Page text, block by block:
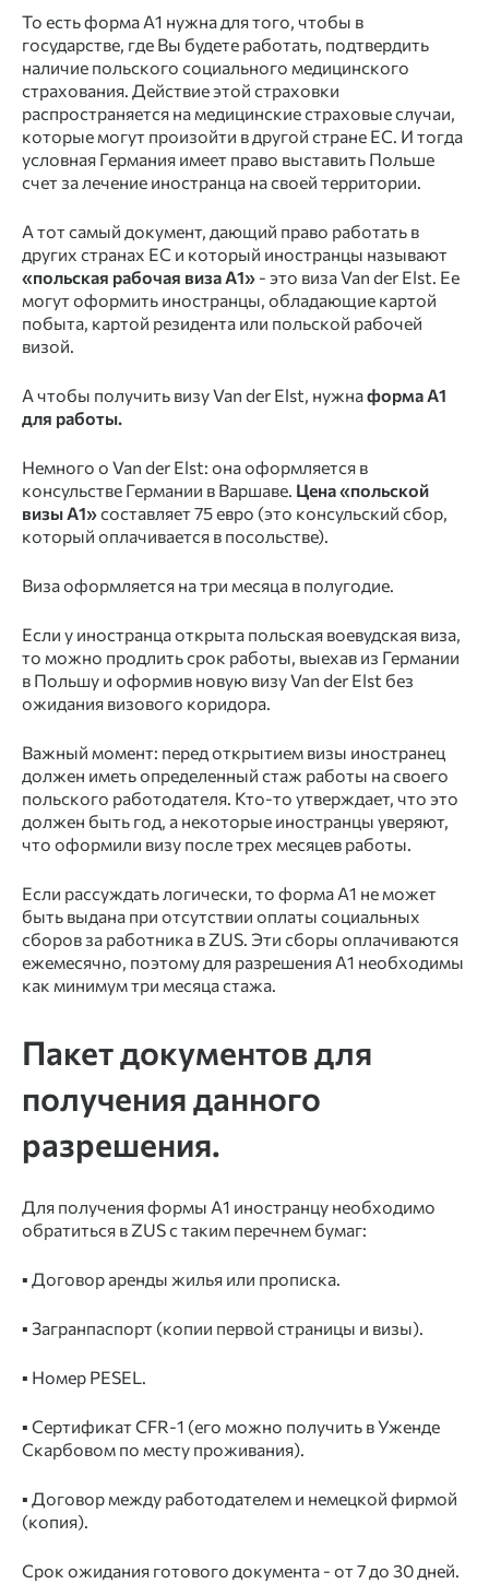
То есть форма А1 нужна для того, чтобы в
государстве, где Вы будете работать, подтвердить
наличие польского социального медицинского
страхования. Действие этой страховки
распространяется на медицинские страховые случаи,
которые могут произойти в другой стране ЕС. И тогда
условная Германия имеет право выставить Польше
счет за лечение иностранца на своей территории.
А тот самый документ, дающий право работать в
других странах ЕС и который иностранцы называют
«польская рабочая виза А1» - это виза Van der Elst. Ее
могут оформить иностранцы, обладающие картой
побыта, картой резидента или польской рабочей
визой.
А чтобы получить визу Van der Elst, нужнаформа А1
для работы.
Немного о Van der Elst: она оформляется в
консульстве Германии в Варшаве. Цена«польской
визы А1»составляет 75 евро (это консульский сбор,
который оплачивается в посольстве).
Виза оформляется на три месяца в полугодие.
Если у иностранца открыта польская воевудская виза,
то можно продлить срок работы, выехав из Германии
в Польшу и оформив новую визу Van der Elst без
ожидания визового коридора.
Важный момент: перед открытием визы иностранец
должен иметь определенный стаж работы на своего
польского работодателя. Кто-то утверждает, что это
должен быть год, а некоторые иностранцы уверяют,
что оформили визу после трех месяцев работы.
Если рассуждать логически, то форма А1 не может
быть выдана при отсутствии оплаты социальных
сборов за работника в ZUS. Эти сборы оплачиваются
ежемесячно, поэтому для разрешения А1 необходимы
как минимум три месяца стажа.
Пакет документов для
получения данного
разрешения.
Для получения формы А1 иностранцу необходимо
обратиться в ZUS с таким перечнем бумаг:
▪️ Договор аренды жилья или прописка.
▪️ Загранпаспорт (копии первой страницы и визы).
▪️ Номер PESEL.
▪️ Сертификат CFR-1 (его можно получить в Уженде
Скарбовом по месту проживания).
▪️ Договор между работодателем и немецкой фирмой
(копия).
Срок ожидания готового документа - от 7 до 30 дней.